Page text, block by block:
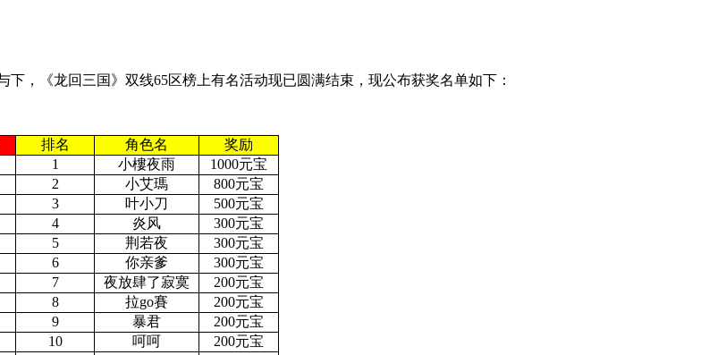
《龙回三国》双线65区榜上有名活动现已圆满结束，现公布获奖名单如下：
排名 角色名
奖励
1
小樓夜雨
1000元宝
2
小艾瑪
800元宝
3
叶小刀
500元宝
4
炎风
300元宝
5
荆若夜
300元宝
6
你亲爹
300元宝
7
夜放肆了寂寞
200元宝
8
拉go賽
200元宝
9
暴君
200元宝
10
呵呵 200元宝